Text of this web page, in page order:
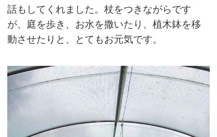
話もしてくれました。杖をつきながらです
が、庭を歩き、お水を撒いたり、植木鉢を移
動させたりと、とてもお元気です。